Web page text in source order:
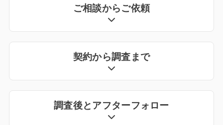
ご相談からご依頼
契約から調査まで
調査後とアフターフォロー